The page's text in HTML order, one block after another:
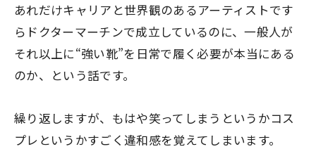
あれだけキャリアと世界観のあるアーティストです
らドクターマーチンで成立しているのに、一般人が
それ以上に“強い靴”を日常で履く必要が本当にある
のか、という話です。
繰り返しますが、もはや笑ってしまうというかコス
プレというかすごく違和感を覚えてしまいます。